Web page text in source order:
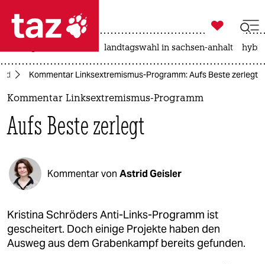
 taz zahl ich
taz zahl ich
politik
öko
gesellschaft
kultur
sport

taz zahl ich
landtagswahl in sachsen-anhalt
Kommentar Linksextremismus-Programm: Aufs Beste zerlegt
Kommentar Linksextremismus-Programm
Aufs Beste zerlegt
Kommentar von Astrid Geisler
Kristina Schröders Anti-Links-Programm ist
gescheitert. Doch einige Projekte haben den
Ausweg aus dem Grabenkampf bereits gefunden.